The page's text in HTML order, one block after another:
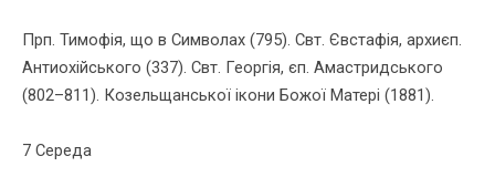
Прп. Тимофія, що в Символах (795). Свт. Євстафія, архиєп.
Антиохійського (337). Свт. Георгія, єп. Амастридського
(802–811). Козельщанської ікони Божої Матері (1881).
7 Середа